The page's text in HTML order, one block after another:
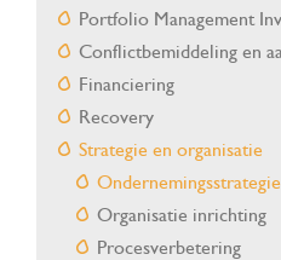
Portfolio Management
Conflictbemiddeling en
Financiering
Recovery
Strategie en organisatie
Ondernemingsstrategie
Organisatie inrichting
Procesverbetering